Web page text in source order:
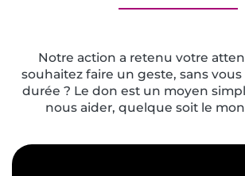
Notre action a retenu votre
souhaitez faire un geste, sans
durée ? Le don est un moyen
nous aider, quelque soit le